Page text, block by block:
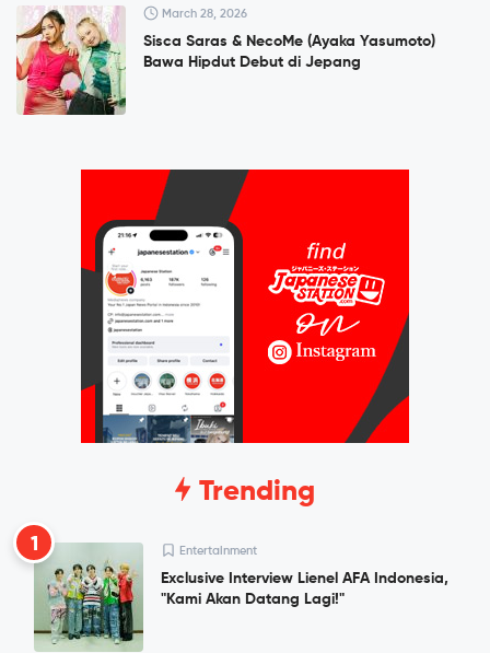
March 28, 2026
Sisca Saras & NecoMe (Ayaka Yasumoto)
Bawa Hipdut Debut di Jepang
Trending
1 Entertainment
Exclusive Interview Lienel AFA Indonesia,
"Kami Akan Datang Lagi!"